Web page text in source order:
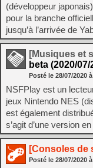
(développeur
pour la branche
jusqu’à l’arrivée de
[Musiques et
beta (2020/07/
Posté le 28/07/2020 à
NSFPlay est un
jeux Nintendo NES
est également
s’agit d’une version
[Consoles de
Posté le 28/07/2020 à